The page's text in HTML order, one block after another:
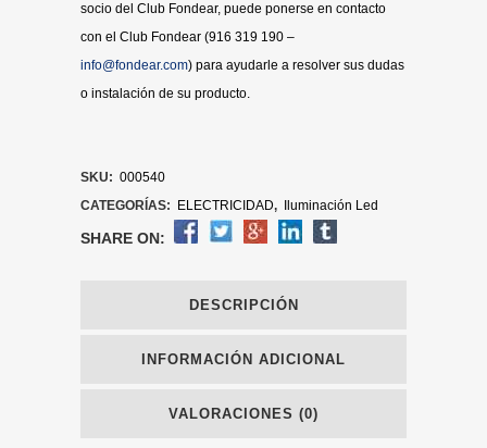
socio del Club Fondear, puede ponerse en contacto
con el Club Fondear (916 319 190 –
info@fondear.com) para ayudarle a resolver sus dudas
o instalación de su producto.
SKU: 000540
CATEGORÍAS:
ELECTRICIDAD, Iluminación Led
SHARE ON:
DESCRIPCIÓN
INFORMACIÓN ADICIONAL
VALORACIONES (0)